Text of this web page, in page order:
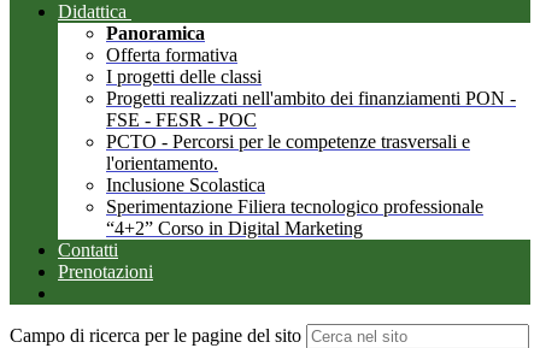
Didattica
Panoramica
Offerta formativa
I progetti delle classi
Progetti realizzati nell'ambito dei finanziamenti PON -
FSE - FESR - POC
PCTO - Percorsi per le competenze trasversali e
l'orientamento.
Inclusione Scolastica
Sperimentazione Filiera tecnologico professionale
“4+2” Corso in Digital Marketing
Contatti
Prenotazioni
Campo di ricerca per le pagine del sito